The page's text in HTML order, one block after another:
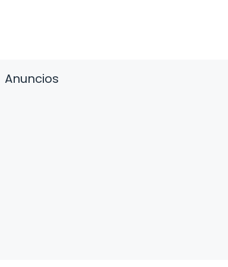
Anuncios